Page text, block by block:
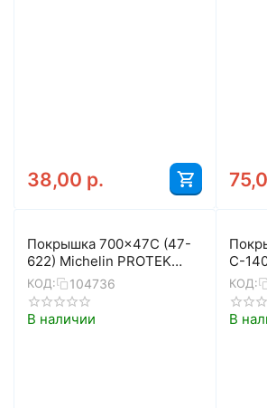
38,00 р.
Покрышка 700x47C (47-
622) Michelin PROTEK
CROSS (чёрный,
светоотражающая
полоса)
КОД: 104736
В наличии
C-
КОД:
В